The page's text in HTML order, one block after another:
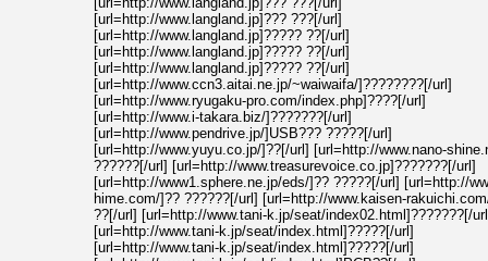
[url=http://www.langland.jp]??? ???[/url]
[url=http://www.langland.jp]????? ??[/url]
[url=http://www.langland.jp]????? ??[/url]
[url=http://www.langland.jp]????? ??[/url]
[url=http://www.ccn3.aitai.ne.jp/~waiwaifa/]????????[/url]
[url=http://www.ryugaku-pro.com/index.php]????[/url]
[url=http://www.i-takara.biz/]???????[/url]
[url=http://www.pendrive.jp/]USB??? ?????[/url]
[url=http://www.yuyu.co.jp/]??[/url] [url=http://www.nano-
??????[/url] [url=http://www.treasurevoice.co.jp]???????[/url]
[url=http://www1.sphere.ne.jp/eds/]?? ?????[/url] [url=http://
hime.com/]?? ??????[/url] [url=http://www.kaisen-
??[/url] [url=http://www.tani-k.jp/seat/index02.html]???????[/
[url=http://www.tani-k.jp/seat/index.html]?????[/url]
[url=http://www.tani-k.jp/seat/index.html]?????[/url]